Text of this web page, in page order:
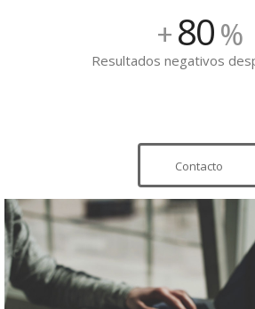
+80%
Resultados negativos
Contacto